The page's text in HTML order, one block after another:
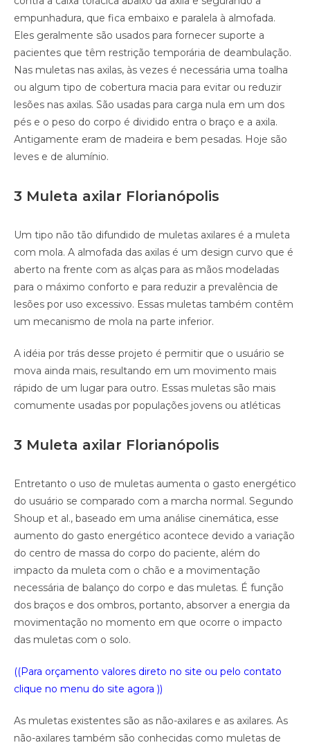
empunhadura, que fica embaixo e paralela à almofada.
Eles geralmente são usados ​​para fornecer suporte a
pacientes que têm restrição temporária de deambulação.
Nas muletas nas axilas, às vezes é necessária uma toalha
ou algum tipo de cobertura macia para evitar ou reduzir
lesões nas axilas. São usadas para carga nula em um dos
pés e o peso do corpo é dividido entra o braço e a axila.
Antigamente eram de madeira e bem pesadas. Hoje são
leves e de alumínio.
3 Muleta axilar Florianópolis
Um tipo não tão difundido de muletas axilares é a muleta
com mola. A almofada das axilas é um design curvo que é
aberto na frente com as alças para as mãos modeladas
para o máximo conforto e para reduzir a prevalência de
lesões por uso excessivo. Essas muletas também contêm
um mecanismo de mola na parte inferior.
A idéia por trás desse projeto é permitir que o usuário se
mova ainda mais, resultando em um movimento mais
rápido de um lugar para outro. Essas muletas são mais
comumente usadas por populações jovens ou atléticas
3 Muleta axilar Florianópolis
Entretanto o uso de muletas aumenta o gasto energético
do usuário se comparado com a marcha normal. Segundo
Shoup et al., baseado em uma análise cinemática, esse
aumento do gasto energético acontece devido a variação
do centro de massa do corpo do paciente, além do
impacto da muleta com o chão e a movimentação
necessária de balanço do corpo e das muletas. É função
dos braços e dos ombros, portanto, absorver a energia da
movimentação no momento em que ocorre o impacto
das muletas com o solo.
((Para orçamento valores direto no site ou pelo contato
clique no menu do site agora ))
As muletas existentes são as não-axilares e as axilares. As
não-axilares também são conhecidas como muletas de